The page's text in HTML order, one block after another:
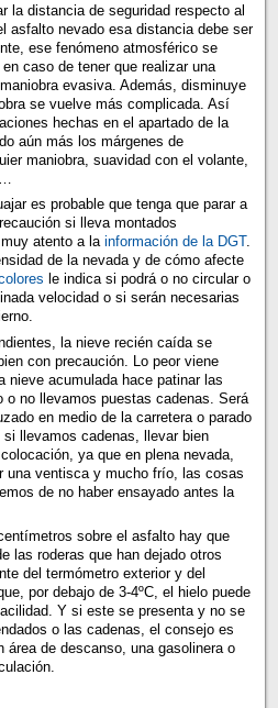
la distancia de seguridad respecto al
asfalto nevado esa distancia debe ser
ese fenómeno atmosférico se
caso de tener que realizar una
evasiva. Además, disminuye
se vuelve más complicada. Así
hechas en el apartado de la
aún más los márgenes de
maniobra, suavidad con el volante,
es probable que tenga que parar a
si lleva montados
atento a la información de la DGT.
de la nevada y de cómo afecte
le indica si podrá o no circular o
velocidad o si serán necesarias
la nieve recién caída se
con precaución. Lo peor viene
nieve acumulada hace patinar las
o no llevamos puestas cadenas. Será
en medio de la carretera o parado
llevamos cadenas, llevar bien
ya que en plena nevada,
una ventisca y mucho frío, las cosas
de no haber ensayado antes la
sobre el asfalto hay que
las roderas que han dejado otros
del termómetro exterior y del
por debajo de 3-4ºC, el hielo puede
Y si este se presenta y no se
o las cadenas, el consejo es
área de descanso, una gasolinera o